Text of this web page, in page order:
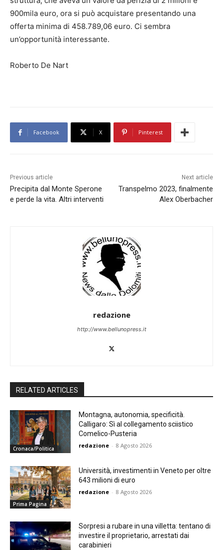
900mila euro, ora si può acquistare presentando una
offerta minima di 458.789,06 euro. Ci sembra
un’opportunità interessante.
Roberto De Nart
Facebook X Pinterest
Previous article
Precipita dal Monte Sperone
e perde la vita. Altri interventi
Next article
Transpelmo 2023, finalmente
Alex Oberbacher
redazione
http://www.bellunopress.it
RELATED ARTICLES
Cronaca/Politica
Montagna, autonomia, specificità.
Calligaro: Sì al collegamento sciistico
Comelico-Pusteria
redazione - 8 Agosto 2026
Prima Pagina
Università, investimenti in Veneto per oltre
643 milioni di euro
redazione - 8 Agosto 2026
Sorpresi a rubare in una villetta: tentano di
investire il proprietario, arrestati dai
carabinieri